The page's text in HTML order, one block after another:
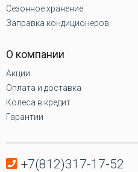
Сезонное хранение
Заправка кондиционеров
О компании
Акции
Оплата и доставка
Колеса в кредит
Гарантии
+7(812)317-17-52